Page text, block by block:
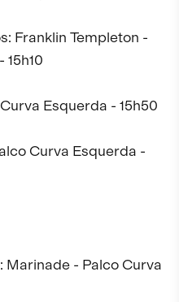
Franklin Templeton -
Esquerda - 15h50
Curva Esquerda -
- Palco Curva